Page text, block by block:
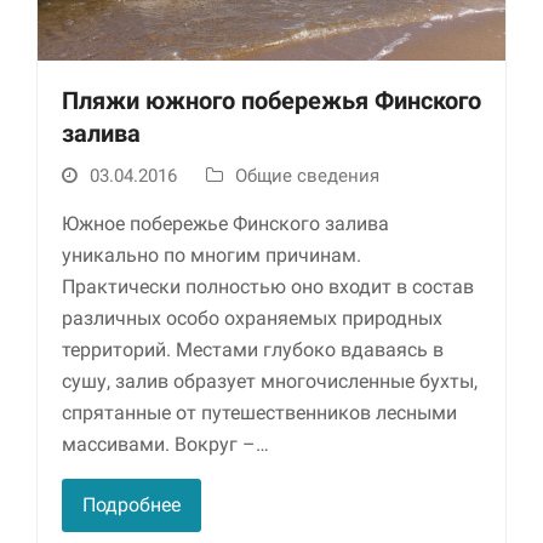
Пляжи южного побережья Финского
залива
03.04.2016 Общие сведения
Южное побережье Финского залива
уникально по многим причинам.
Практически полностью оно входит в состав
различных особо охраняемых природных
территорий. Местами глубоко вдаваясь в
сушу, залив образует многочисленные бухты,
спрятанные от путешественников лесными
массивами. Вокруг –…
Подробнее
Необходимые
Использование
этих файлов cookie
обязательно. Они
необходимы для
функционирования
веб-сайта.